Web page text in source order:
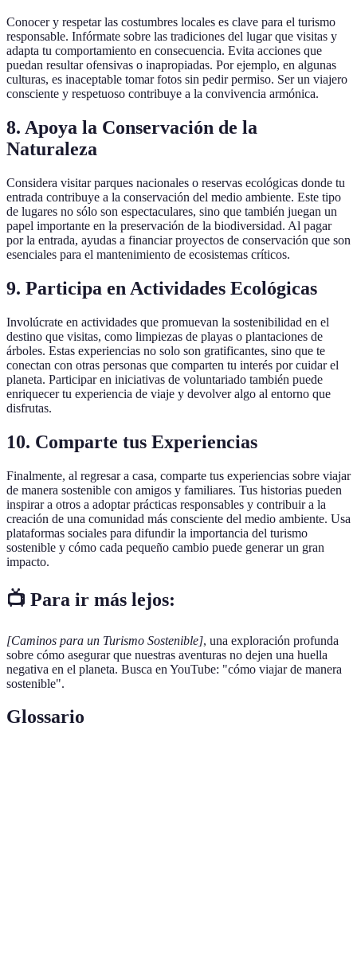
Conocer y respetar las costumbres locales es clave para el turismo
responsable. Infórmate sobre las tradiciones del lugar que visitas y
adapta tu comportamiento en consecuencia. Evita acciones que
puedan resultar ofensivas o inapropiadas. Por ejemplo, en algunas
culturas, es inaceptable tomar fotos sin pedir permiso. Ser un viajero
consciente y respetuoso contribuye a la convivencia armónica.
8. Apoya la Conservación de la
Naturaleza
Considera visitar parques nacionales o reservas ecológicas donde tu
entrada contribuye a la conservación del medio ambiente. Este tipo
de lugares no sólo son espectaculares, sino que también juegan un
papel importante en la preservación de la biodiversidad. Al pagar
por la entrada, ayudas a financiar proyectos de conservación que son
esenciales para el mantenimiento de ecosistemas críticos.
9. Participa en Actividades Ecológicas
Involúcrate en actividades que promuevan la sostenibilidad en el
destino que visitas, como limpiezas de playas o plantaciones de
árboles. Estas experiencias no solo son gratificantes, sino que te
conectan con otras personas que comparten tu interés por cuidar el
planeta. Participar en iniciativas de voluntariado también puede
enriquecer tu experiencia de viaje y devolver algo al entorno que
disfrutas.
10. Comparte tus Experiencias
Finalmente, al regresar a casa, comparte tus experiencias sobre viajar
de manera sostenible con amigos y familiares. Tus historias pueden
inspirar a otros a adoptar prácticas responsables y contribuir a la
creación de una comunidad más consciente del medio ambiente. Usa
plataformas sociales para difundir la importancia del turismo
sostenible y cómo cada pequeño cambio puede generar un gran
impacto.
📺 Para ir más lejos:
[Caminos para un Turismo Sostenible], una exploración profunda
sobre cómo asegurar que nuestras aventuras no dejen una huella
negativa en el planeta. Busca en YouTube: "cómo viajar de manera
sostenible".
Glossario